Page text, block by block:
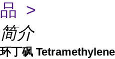
品 >
简介
环丁砜